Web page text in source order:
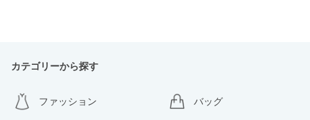
カテゴリーから探す
ファッション バッグ